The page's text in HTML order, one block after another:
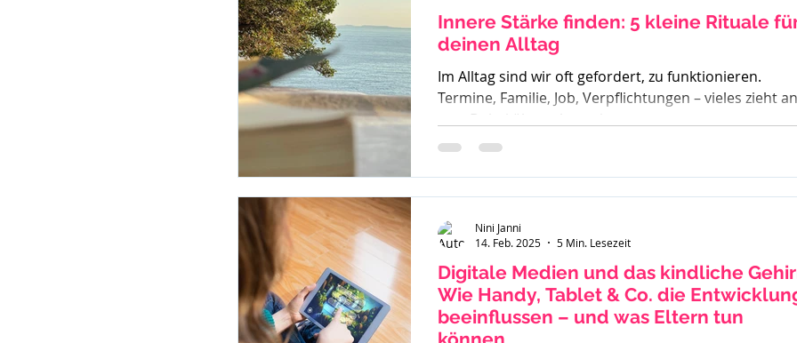
Innere Stärke finden: 5 kleine Rituale
deinen Alltag
Im Alltag sind wir oft gefordert, zu funktionieren.
Termine, Familie, Job, Verpflichtungen – vieles zieht an
uns. Dabei übersehen wir...
Digitale Medien und das kindliche
Wie Handy, Tablet & Co. die
beeinflussen – und was Eltern tun
Nini Janni
14. Feb. 2025
5 Min. Lesezeit